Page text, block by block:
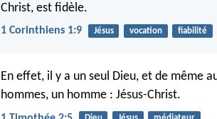
Christ, est fidèle.
1 Corinthiens 1:9 Jésus vocation fiabilité
En effet, il y a un seul Dieu, et de même
hommes, un homme : Jésus-Christ.